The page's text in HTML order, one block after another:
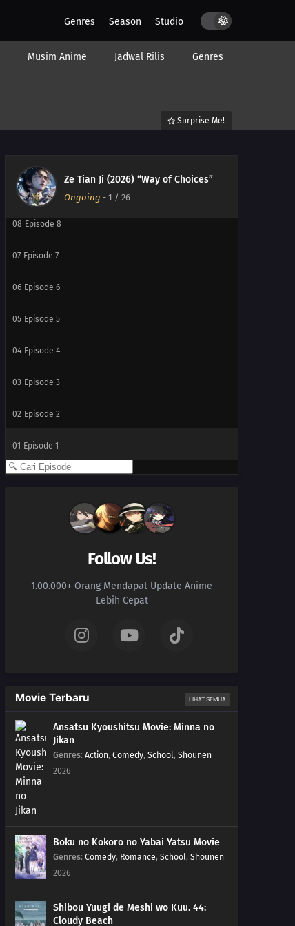
Genres Season Studio
Musim Anime Jadwal Rilis Genres
Surprise Me!
Ze Tian Ji (2026) “Way of Choices”
Ongoing - 1 / 26
09 Episode 9
08 Episode 8
07 Episode 7
06 Episode 6
05 Episode 5
04 Episode 4
03 Episode 3
02 Episode 2
01 Episode 1
Follow Us!
1.00.000+ Orang Mendapat Update Anime
Lebih Cepat
Movie Terbaru LIHAT SEMUA
Ansatsu Kyoushitsu Movie: Minna no
Jikan
Genres: Action, Comedy, School, Shounen
2026
Boku no Kokoro no Yabai Yatsu Movie
Genres: Comedy, Romance, School, Shounen
2026
Shibou Yuugi de Meshi wo Kuu. 44:
Cloudy Beach